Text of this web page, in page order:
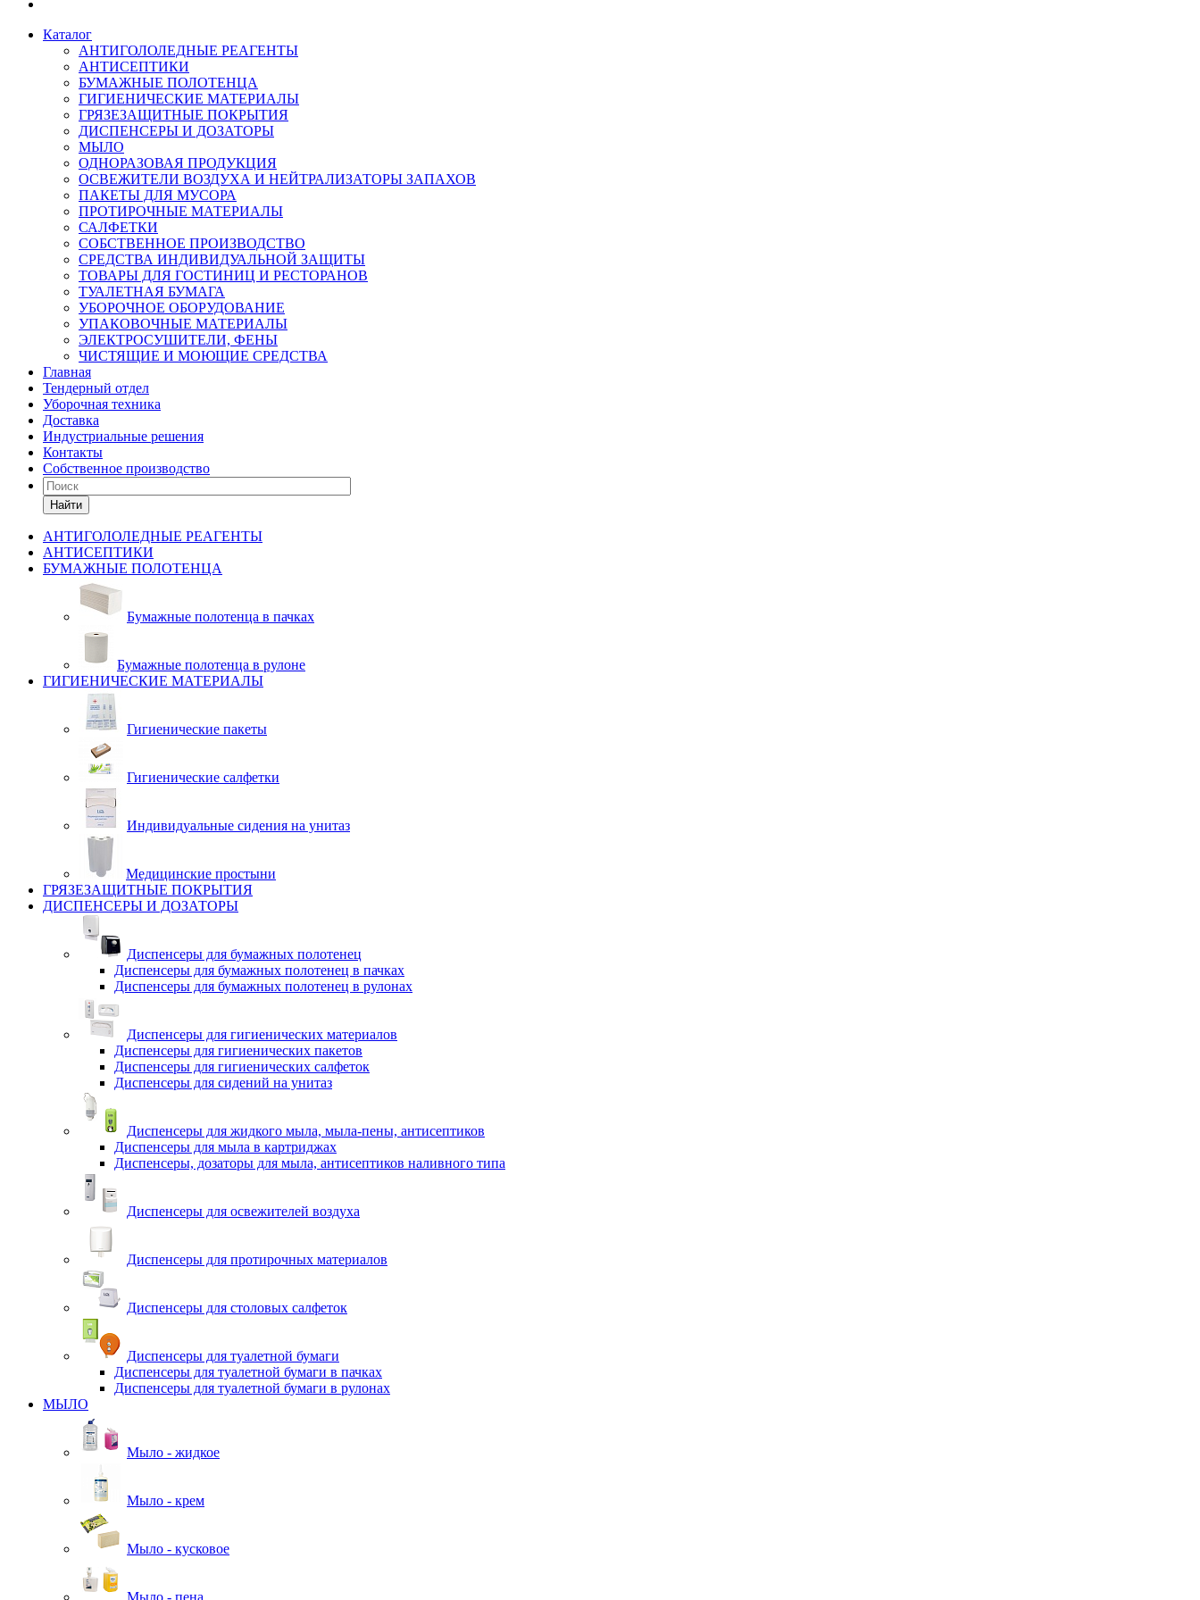
Каталог
АНТИГОЛОЛЕДНЫЕ РЕАГЕНТЫ
АНТИСЕПТИКИ
БУМАЖНЫЕ ПОЛОТЕНЦА
ГИГИЕНИЧЕСКИЕ МАТЕРИАЛЫ
ГРЯЗЕЗАЩИТНЫЕ ПОКРЫТИЯ
ДИСПЕНСЕРЫ И ДОЗАТОРЫ
МЫЛО
ОДНОРАЗОВАЯ ПРОДУКЦИЯ
ОСВЕЖИТЕЛИ ВОЗДУХА И НЕЙТРАЛИЗАТОРЫ ЗАПАХОВ
ПАКЕТЫ ДЛЯ МУСОРА
ПРОТИРОЧНЫЕ МАТЕРИАЛЫ
САЛФЕТКИ
СОБСТВЕННОЕ ПРОИЗВОДСТВО
СРЕДСТВА ИНДИВИДУАЛЬНОЙ ЗАЩИТЫ
ТОВАРЫ ДЛЯ ГОСТИНИЦ И РЕСТОРАНОВ
ТУАЛЕТНАЯ БУМАГА
УБОРОЧНОЕ ОБОРУДОВАНИЕ
УПАКОВОЧНЫЕ МАТЕРИАЛЫ
ЭЛЕКТРОСУШИТЕЛИ, ФЕНЫ
ЧИСТЯЩИЕ И МОЮЩИЕ СРЕДСТВА
Главная
Тендерный отдел
Уборочная техника
Доставка
Индустриальные решения
Контакты
Собственное производство
Найти
АНТИГОЛОЛЕДНЫЕ РЕАГЕНТЫ
АНТИСЕПТИКИ
БУМАЖНЫЕ ПОЛОТЕНЦА
Бумажные полотенца в пачках
Бумажные полотенца в рулоне
ГИГИЕНИЧЕСКИЕ МАТЕРИАЛЫ
Гигиенические пакеты
Гигиенические салфетки
Индивидуальные сидения на унитаз
Медицинские простыни
ГРЯЗЕЗАЩИТНЫЕ ПОКРЫТИЯ
ДИСПЕНСЕРЫ И ДОЗАТОРЫ
Диспенсеры для бумажных полотенец
Диспенсеры для бумажных полотенец в пачках
Диспенсеры для бумажных полотенец в рулонах
Диспенсеры для гигиенических материалов
Диспенсеры для гигиенических пакетов
Диспенсеры для гигиенических салфеток
Диспенсеры для сидений на унитаз
Диспенсеры для жидкого мыла, мыла-пены, антисептиков
Диспенсеры для мыла в картриджах
Диспенсеры, дозаторы для мыла, антисептиков наливного типа
Диспенсеры для освежителей воздуха
Диспенсеры для протирочных материалов
Диспенсеры для столовых салфеток
Диспенсеры для туалетной бумаги
Диспенсеры для туалетной бумаги в пачках
Диспенсеры для туалетной бумаги в рулонах
МЫЛО
Мыло - жидкое
Мыло - крем
Мыло - кусковое
Мыло - пена